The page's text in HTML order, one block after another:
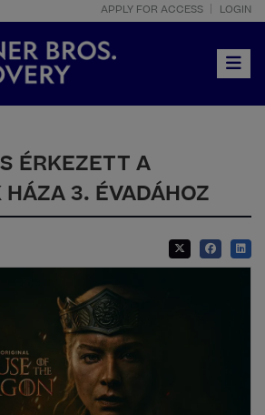
APPLY FOR ACCESS LOGIN
ÉRKEZETT A
HÁZA 3. ÉVADÁHOZ